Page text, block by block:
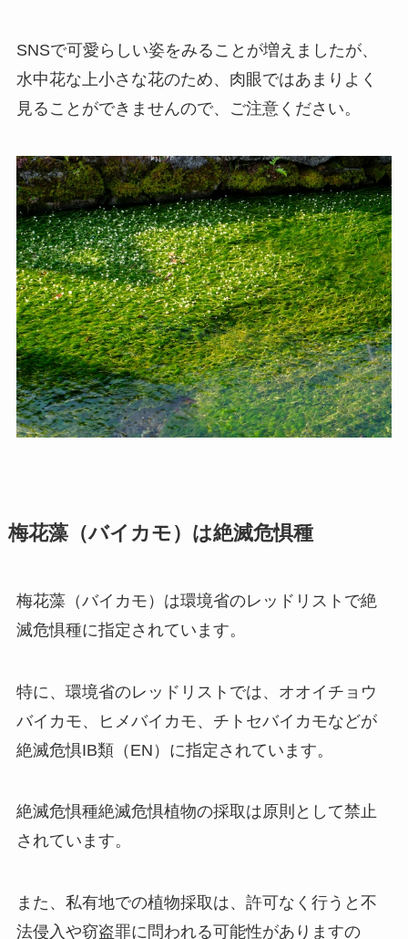
SNSで可愛らしい姿をみることが増えましたが、
水中花な上小さな花のため、肉眼ではあまりよく
見ることができませんので、ご注意ください。
梅花藻（バイカモ）は絶滅危惧種
梅花藻（バイカモ）は環境省のレッドリストで絶
滅危惧種に指定されています。
特に、環境省のレッドリストでは、オオイチョウ
バイカモ、ヒメバイカモ、チトセバイカモなどが
絶滅危惧IB類（EN）に指定されています。
絶滅危惧種絶滅危惧植物の採取は原則として禁止
されています。
また、私有地での植物採取は、許可なく行うと不
法侵入や窃盗罪に問われる可能性がありますの